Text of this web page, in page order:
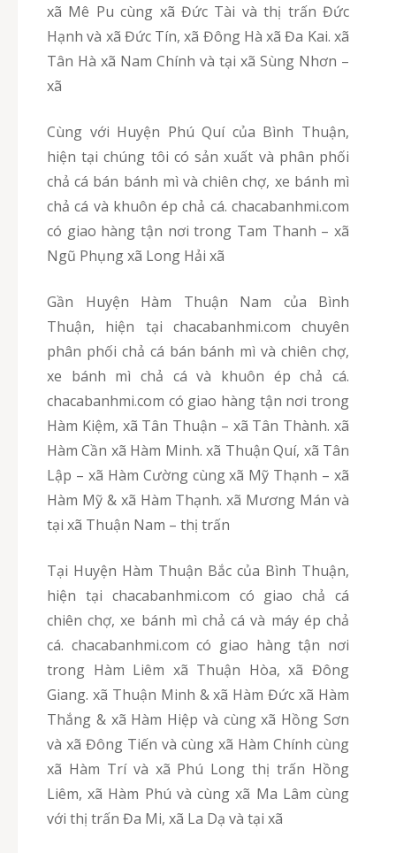
xã Mê Pu cùng xã Đức Tài và thị trấn Đức
Hạnh và xã Đức Tín, xã Đông Hà xã Đa Kai. xã
Tân Hà xã Nam Chính và tại xã Sùng Nhơn –
xã
Cùng với Huyện Phú Quí của Bình Thuận,
hiện tại chúng tôi có sản xuất và phân phối
chả cá bán bánh mì và chiên chợ, xe bánh mì
chả cá và khuôn ép chả cá. chacabanhmi.com
có giao hàng tận nơi trong Tam Thanh – xã
Ngũ Phụng xã Long Hải xã
Gần Huyện Hàm Thuận Nam của Bình
Thuận, hiện tại chacabanhmi.com chuyên
phân phối chả cá bán bánh mì và chiên chợ,
xe bánh mì chả cá và khuôn ép chả cá.
chacabanhmi.com có giao hàng tận nơi trong
Hàm Kiệm, xã Tân Thuận – xã Tân Thành. xã
Hàm Cần xã Hàm Minh. xã Thuận Quí, xã Tân
Lập – xã Hàm Cường cùng xã Mỹ Thạnh – xã
Hàm Mỹ & xã Hàm Thạnh. xã Mương Mán và
tại xã Thuận Nam – thị trấn
Tại Huyện Hàm Thuận Bắc của Bình Thuận,
hiện tại chacabanhmi.com có giao chả cá
chiên chợ, xe bánh mì chả cá và máy ép chả
cá. chacabanhmi.com có giao hàng tận nơi
trong Hàm Liêm xã Thuận Hòa, xã Đông
Giang. xã Thuận Minh & xã Hàm Đức xã Hàm
Thắng & xã Hàm Hiệp và cùng xã Hồng Sơn
và xã Đông Tiến và cùng xã Hàm Chính cùng
xã Hàm Trí và xã Phú Long thị trấn Hồng
Liêm, xã Hàm Phú và cùng xã Ma Lâm cùng
với thị trấn Đa Mi, xã La Dạ và tại xã